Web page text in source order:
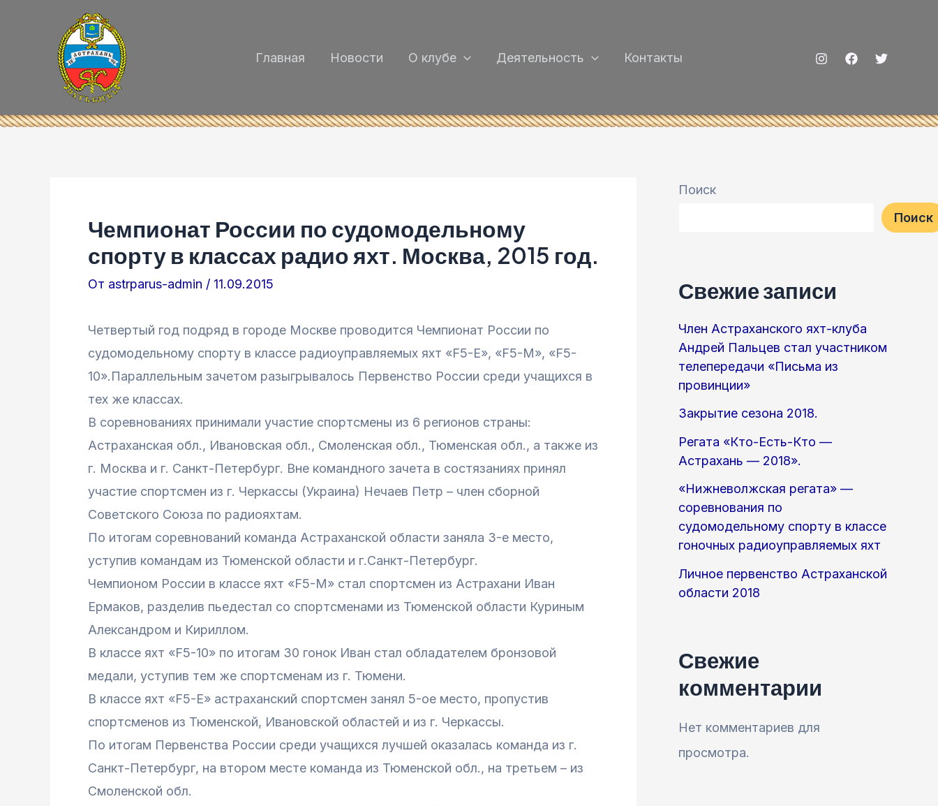
содержимому
Главная Новости О клубе Деятельность Контакты
Чемпионат России по судомодельному
спорту в классах радио яхт. Москва, 2015 год.
От astrparus-admin / 11.09.2015
Четвертый год подряд в городе Москве проводится Чемпионат России по
судомодельному спорту в классе радиоуправляемых яхт «F5-E», «F5-M», «F5-
10».Параллельным зачетом разыгрывалось Первенство России среди учащихся в
тех же классах.
В соревнованиях принимали участие спортсмены из 6 регионов страны:
Астраханская обл., Ивановская обл., Смоленская обл., Тюменская обл., а также из
г. Москва и г. Санкт-Петербург. Вне командного зачета в состязаниях принял
участие спортсмен из г. Черкассы (Украина) Нечаев Петр – член сборной
Советского Союза по радиояхтам.
По итогам соревнований команда Астраханской области заняла 3-е место,
уступив командам из Тюменской области и г.Санкт-Петербург.
Чемпионом России в классе яхт «F5-М» стал спортсмен из Астрахани Иван
Ермаков, разделив пьедестал со спортсменами из Тюменской области Куриным
Александром и Кириллом.
В классе яхт «F5-10» по итогам 30 гонок Иван стал обладателем бронзовой
медали, уступив тем же спортсменам из г. Тюмени.
В классе яхт «F5-Е» астраханский спортсмен занял 5-ое место, пропустив
спортсменов из Тюменской, Ивановской областей и из г. Черкассы.
По итогам Первенства России среди учащихся лучшей оказалась команда из г.
Санкт-Петербург, на втором месте команда из Тюменской обл., на третьем – из
Смоленской обл.
Поиск
Поиск
Свежие записи
Член Астраханского яхт-клуба
Андрей Пальцев стал участником
телепередачи «Письма из
провинции»
Закрытие сезона 2018.
Регата «Кто-Есть-Кто —
Астрахань — 2018».
«Нижневолжская регата» —
соревнования по
судомодельному спорту в классе
гоночных радиоуправляемых яхт
Личное первенство Астраханской
области 2018
Свежие
комментарии
Нет комментариев для
просмотра.